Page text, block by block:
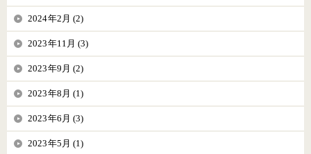
2024年2月 (2)
2023年11月 (3)
2023年9月 (2)
2023年8月 (1)
2023年6月 (3)
2023年5月 (1)